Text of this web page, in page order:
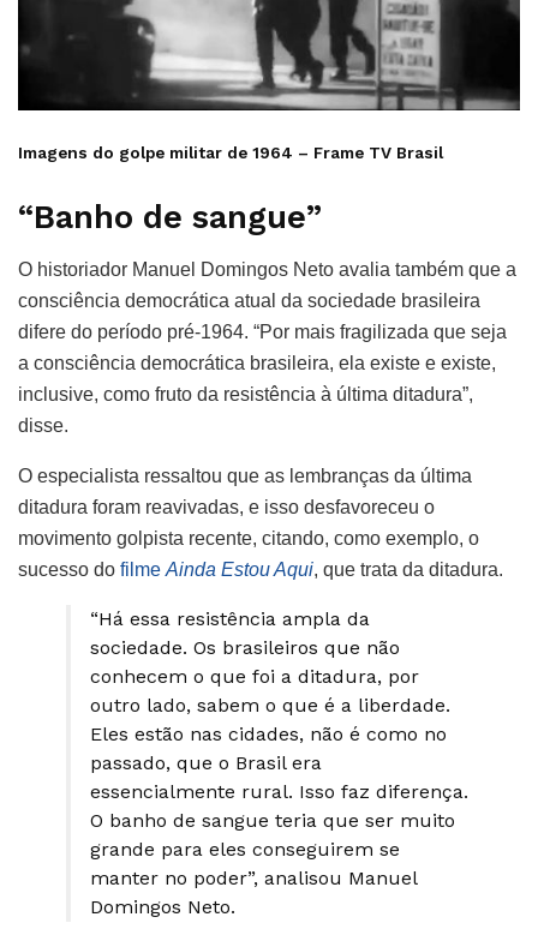
Imagens do golpe militar de 1964 – Frame TV Brasil
“Banho de sangue”
O historiador Manuel Domingos Neto avalia também que a
consciência democrática atual da sociedade brasileira
difere do período pré-1964. “Por mais fragilizada que seja
a consciência democrática brasileira, ela existe e existe,
inclusive, como fruto da resistência à última ditadura”,
disse.
O especialista ressaltou que as lembranças da última
ditadura foram reavivadas, e isso desfavoreceu o
movimento golpista recente, citando, como exemplo, o
sucesso do filme Ainda Estou Aqui, que trata da ditadura.
“Há essa resistência ampla da
sociedade. Os brasileiros que não
conhecem o que foi a ditadura, por
outro lado, sabem o que é a liberdade.
Eles estão nas cidades, não é como no
passado, que o Brasil era
essencialmente rural. Isso faz diferença.
O banho de sangue teria que ser muito
grande para eles conseguirem se
manter no poder”, analisou Manuel
Domingos Neto.